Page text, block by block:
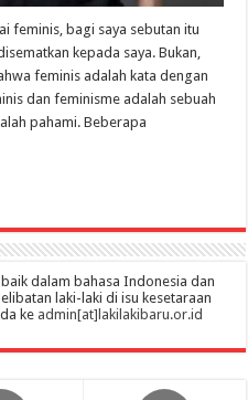
feminis, bagi saya sebutan itu
kepada saya. Bukan,
feminis adalah kata dengan
dan feminisme adalah sebuah
pahami. Beberapa
dalam bahasa Indonesia dan
laki-laki di isu kesetaraan
ke admin[at]lakilakibaru.or.id